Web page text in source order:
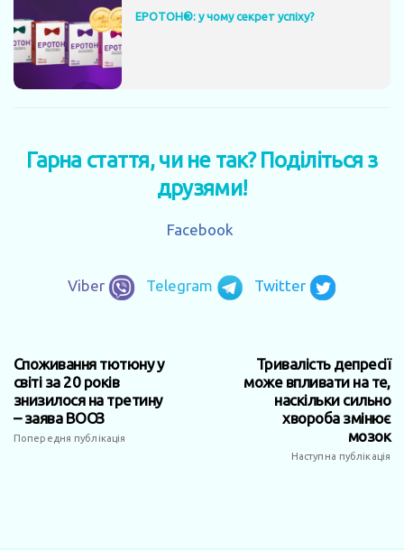
ЕРОТОН®: у чому секрет успіху?
Гарна стаття, чи не так? Поділіться з
друзями!
Facebook
Viber Telegram Twitter
Споживання тютюну у
світі за 20 років
знизилося на третину
– заява ВООЗ
Попередня публікація
Тривалість депресії
може впливати на те,
наскільки сильно
хвороба змінює
мозок
Наступна публікація